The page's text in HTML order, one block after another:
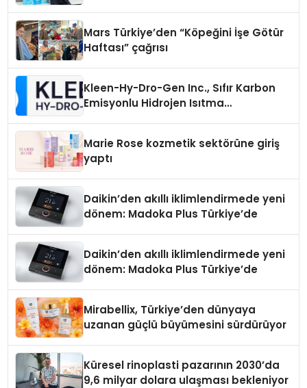
Mars Türkiye’den “Köpeğini İşe Götür
Haftası” çağrısı
Kleen-Hy-Dro-Gen Inc., Sıfır Karbon
Emisyonlu Hidrojen Isıtma
Marie Rose kozmetik sektörüne giriş
yaptı
Daikin’den akıllı iklimlendirmede yeni
dönem: Madoka Plus Türkiye’de
Daikin’den akıllı iklimlendirmede yeni
dönem: Madoka Plus Türkiye’de
Mirabellix, Türkiye’den dünyaya
uzanan güçlü büyümesini sürdürüyor
Küresel rinoplasti pazarının 2030’da
9,6 milyar dolara ulaşması bekleniyor